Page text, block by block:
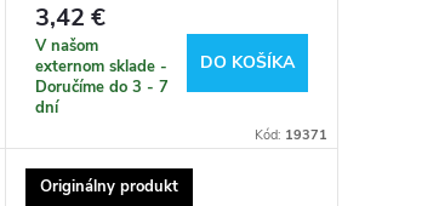
3,42 €
V našom
externom sklade -
Doručíme do 3 - 7
dní
DO KOŠÍKA
Kód: 19371
Originálny produkt